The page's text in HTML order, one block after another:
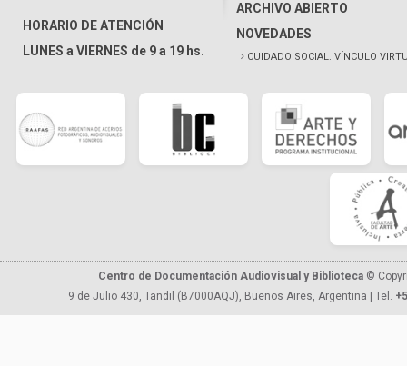
HORARIO DE ATENCIÓN
LUNES a VIERNES de 9 a 19 hs.
ARCHIVO ABIERTO
NOVEDADES
CUIDADO SOCIAL. VÍNCULO
Centro de Documentación Audiovisual y Biblioteca ©
9 de Julio 430, Tandil (B7000AQJ), Buenos Aires, Argentina | Tel.